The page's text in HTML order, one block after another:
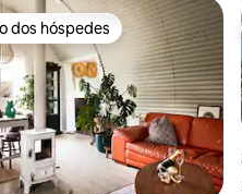
preferidos dos hóspedes
dos hóspedes